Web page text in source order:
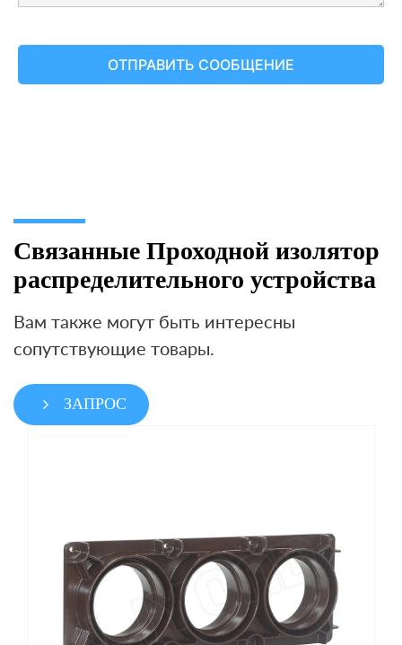
Связанные Проходной изолятор
распределительного устройства
Вам также могут быть интересны
сопутствующие товары.
ЗАПРОС